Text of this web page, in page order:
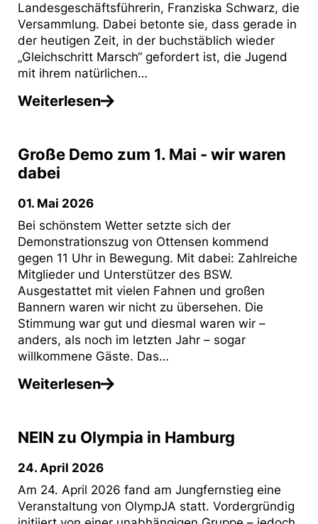
Landesgeschäftsführerin, Franziska Schwarz, die
Versammlung. Dabei betonte sie, dass gerade in
der heutigen Zeit, in der buchstäblich wieder
„Gleichschritt Marsch“ gefordert ist, die Jugend
mit ihrem natürlichen…
Weiterlesen
Große Demo zum 1. Mai - wir waren
dabei
01. Mai 2026
Bei schönstem Wetter setzte sich der
Demonstrationszug von Ottensen kommend
gegen 11 Uhr in Bewegung. Mit dabei: Zahlreiche
Mitglieder und Unterstützer des BSW.
Ausgestattet mit vielen Fahnen und großen
Bannern waren wir nicht zu übersehen. Die
Stimmung war gut und diesmal waren wir –
anders, als noch im letzten Jahr – sogar
willkommene Gäste. Das…
Weiterlesen
NEIN zu Olympia in Hamburg
24. April 2026
Am 24. April 2026 fand am Jungfernstieg eine
Veranstaltung von OlympJA statt. Vordergründig